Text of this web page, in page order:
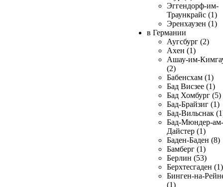
Эггендорф-им-
Траункрайс (1)
Эренхаузен (1)
в Германии
Аугсбург (2)
Ахен (1)
Ашау-им-
(2)
Бабенсхам (1)
Бад Висзее (1)
Бад Хомбург (5)
Бад-Брайзиг (1)
Бад-Вильснак
Бад-Мюндер-ам-
Дайстер (1)
Баден-Баден (8)
Бамберг (1)
Берлин (53)
Берхтесгаден (1)
Бинген-на-
(1)